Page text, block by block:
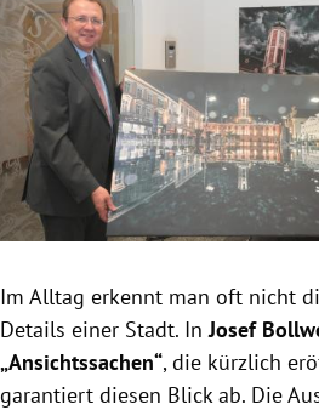
Untermenü
Untermenü
Untermenü
Untermenü
Untermenü
Im Alltag erkennt man oft nicht
Details einer Stadt. InJosef
„Ansichtssachen“, die kürzlich
garantiert diesen Blick ab. Die